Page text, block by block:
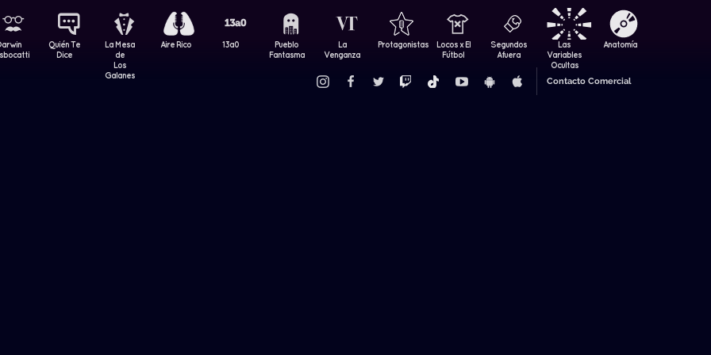
Quién Te
Dice
La Mesa
de
Los
Galanes
Aire Rico 13a0
Pueblo
Fantasma
La
Venganza
Protagonistas
Locos x El
Fútbol
Segundos
Afuera
Las
Variables
Ocultas
Anatomía
Contacto Comercial